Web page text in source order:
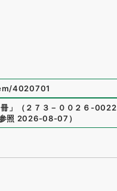
4020701
」 （ ２７３－００２６-0022
照 2026-08-07 ）